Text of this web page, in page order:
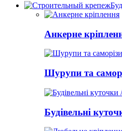
Анкерне
Шурупи та
Будівельні